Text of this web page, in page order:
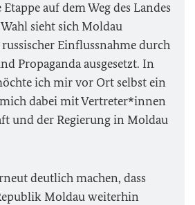
auf dem Weg des Landes
sieht sich Moldau
Einflussnahme durch
Propaganda ausgesetzt. In
ich mir vor Ort selbst ein
dabei mit Vertreter*innen
und der Regierung in Moldau
deutlich machen, dass
Moldau weiterhin